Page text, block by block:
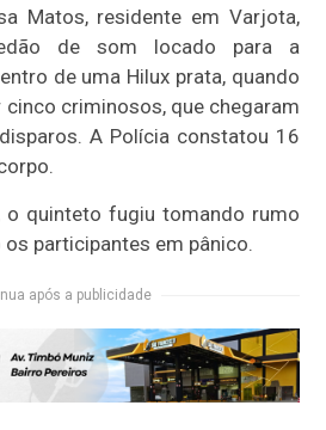
Matos, residente em Varjota,
de som locado para a
de uma Hilux prata, quando
criminosos, que chegaram
A Polícia constatou 16
o quinteto fugiu tomando rumo
participantes em pânico.
após a publicidade